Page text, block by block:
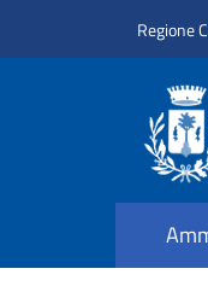
Regione